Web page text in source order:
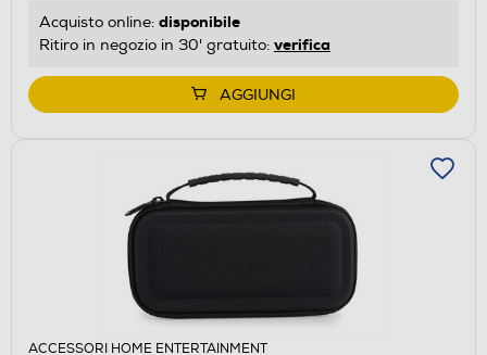
Acquisto online: disponibile
Ritiro in negozio in 30' gratuito: verifica
AGGIUNGI
ACCESSORI HOME ENTERTAINMENT